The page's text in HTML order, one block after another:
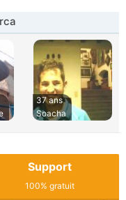
37 ans
Soacha
Support
100% gratuit